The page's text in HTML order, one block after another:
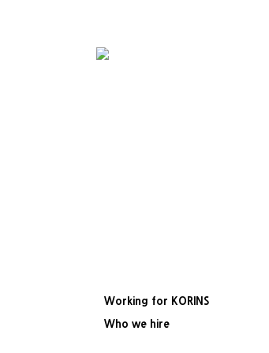
Working for KORINS
Who we hire